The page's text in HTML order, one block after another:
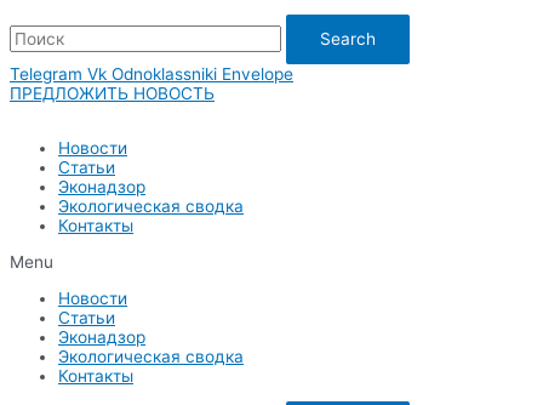
Search
Telegram Vk Odnoklassniki Envelope
ПРЕДЛОЖИТЬ НОВОСТЬ
Новости
Статьи
Эконадзор
Экологическая сводка
Контакты
Menu
Новости
Статьи
Эконадзор
Экологическая сводка
Контакты